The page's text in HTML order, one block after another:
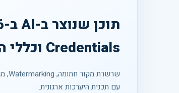
Credentials וכללי השקיפות החדשים
עם תכנית היערכות ארגונית.